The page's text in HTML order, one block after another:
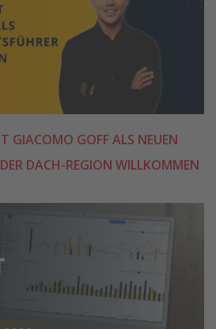
GIACOMO GOFF ALS NEUEN G
DACH-REGION WILLKOMMEN